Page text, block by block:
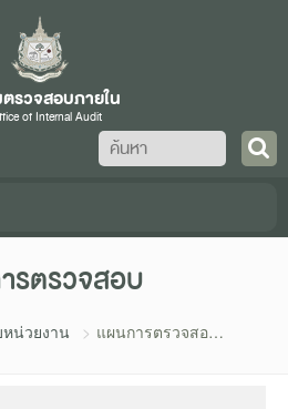
รวจสอบภายใน
of Internal Audit
ค้นหา
รตรวจสอบ
หน่วยงาน
แผนการตรวจสอบ